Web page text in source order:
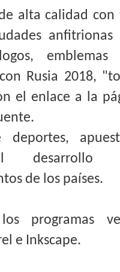
alta calidad con
anfitrionas
Rusia 2018,
el enlace a la
de los países.
programas
e Inkscape.